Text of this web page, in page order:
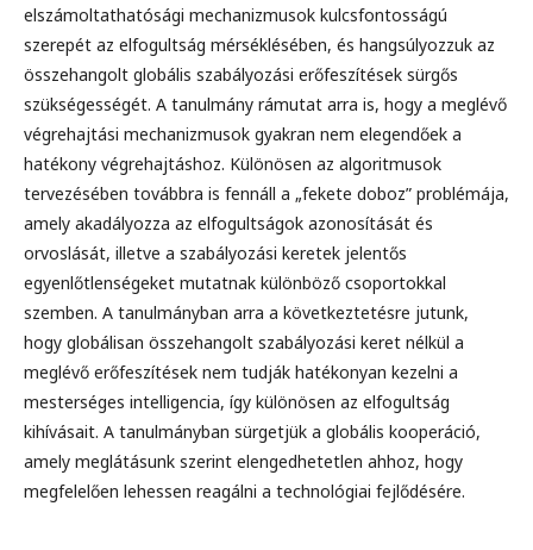
elszámoltathatósági mechanizmusok kulcsfontosságú
szerepét az elfogultság mérséklésében, és hangsúlyozzuk az
összehangolt globális szabályozási erőfeszítések sürgős
szükségességét. A tanulmány rámutat arra is, hogy a meglévő
végrehajtási mechanizmusok gyakran nem elegendőek a
hatékony végrehajtáshoz. Különösen az algoritmusok
tervezésében továbbra is fennáll a „fekete doboz” problémája,
amely akadályozza az elfogultságok azonosítását és
orvoslását, illetve a szabályozási keretek jelentős
egyenlőtlenségeket mutatnak különböző csoportokkal
szemben. A tanulmányban arra a következtetésre jutunk,
hogy globálisan összehangolt szabályozási keret nélkül a
meglévő erőfeszítések nem tudják hatékonyan kezelni a
mesterséges intelligencia, így különösen az elfogultság
kihívásait. A tanulmányban sürgetjük a globális kooperáció,
amely meglátásunk szerint elengedhetetlen ahhoz, hogy
megfelelően lehessen reagálni a technológiai fejlődésére.